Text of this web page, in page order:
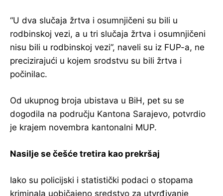
“U dva slučaja žrtva i osumnjičeni su bili u
rodbinskoj vezi, a u tri slučaja žrtva i osumnjičeni
nisu bili u rodbinskoj vezi”, naveli su iz FUP-a, ne
precizirajući u kojem srodstvu su bili žrtva i
počinilac.
Od ukupnog broja ubistava u BiH, pet su se
dogodila na području Kantona Sarajevo, potvrdio
je krajem novembra kantonalni MUP.
Nasilje se češće tretira kao prekršaj
Iako su policijski i statistički podaci o stopama
kriminala uobičajeno sredstvo za utvrđivanje